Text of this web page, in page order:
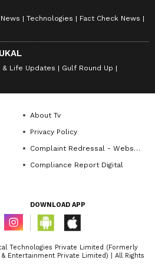
Technologies
Fact Check News
& Life Updates
Gulf Round Up
About Tv
Privacy Policy
Complaint Redressal - Website
Compliance Report Digital
DOWNLOAD APP
Technologies Private Limited (Formerly
Entertainment Private Limited) | All Rights